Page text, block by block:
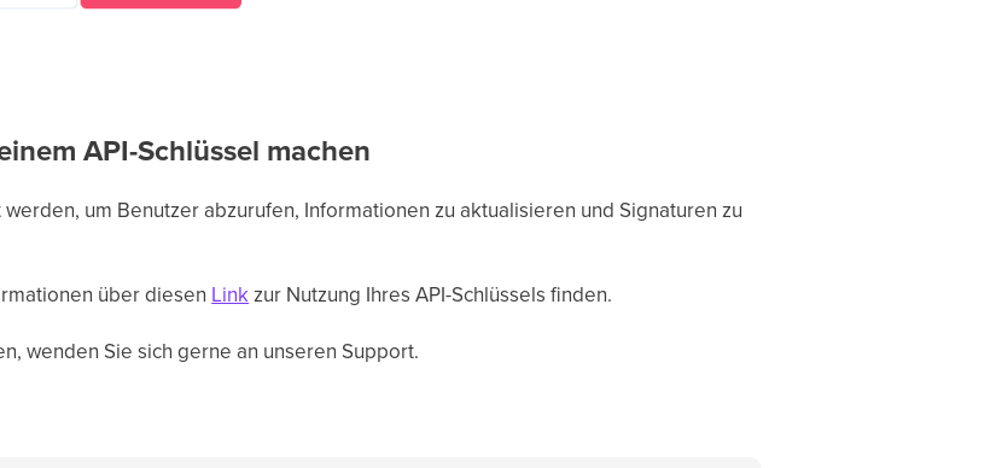
API-Schlüssel machen
um Benutzer abzurufen, Informationen zu aktualisieren und Signaturen zu
über diesen Linkzur Nutzung Ihres API-Schlüssels finden.
wenden Sie sich gerne an unseren Support.